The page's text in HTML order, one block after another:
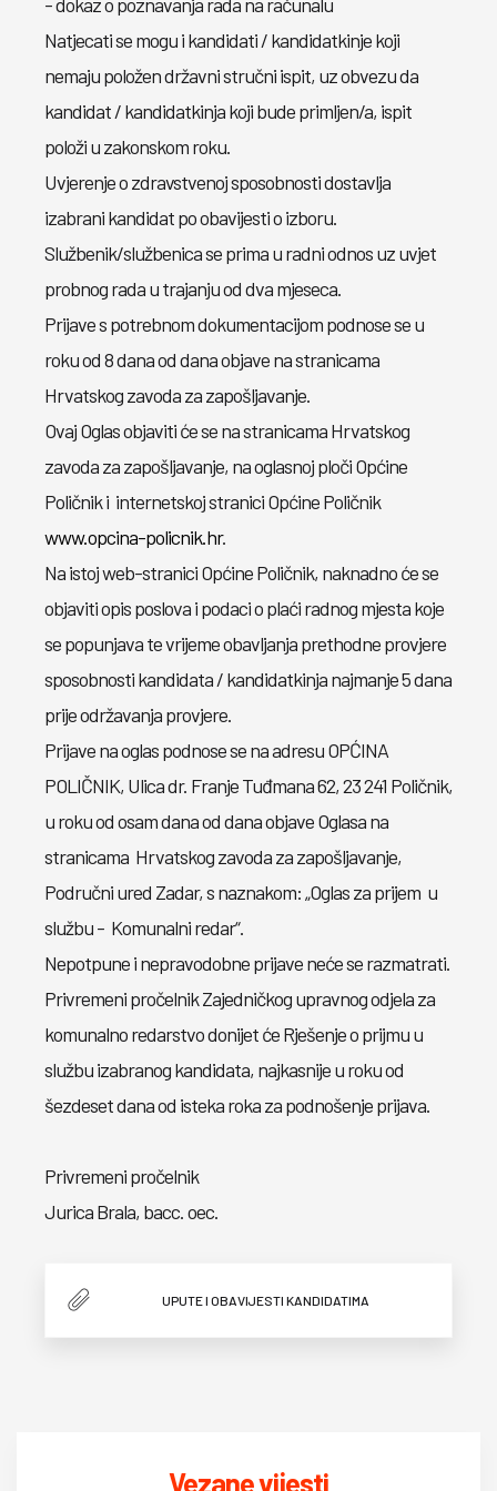
Natjecati se mogu i kandidati / kandidatkinje koji
nemaju položen državni stručni ispit, uz obvezu da
kandidat / kandidatkinja koji bude primljen/a, ispit
položi u zakonskom roku.
Uvjerenje o zdravstvenoj sposobnosti dostavlja
izabrani kandidat po obavijesti o izboru.
Službenik/službenica se prima u radni odnos uz uvjet
probnog rada u trajanju od dva mjeseca.
Prijave s potrebnom dokumentacijom podnose se u
roku od 8 dana od dana objave na stranicama
Hrvatskog zavoda za zapošljavanje.
Ovaj Oglas objaviti će se na stranicama Hrvatskog
zavoda za zapošljavanje, na oglasnoj ploči Općine
Poličnik i internetskoj stranici Općine Poličnik
www.opcina-policnik.hr.
Na istoj web-stranici Općine Poličnik, naknadno će se
objaviti opis poslova i podaci o plaći radnog mjesta koje
se popunjava te vrijeme obavljanja prethodne provjere
sposobnosti kandidata / kandidatkinja najmanje 5 dana
prije održavanja provjere.
Prijave na oglas podnose se na adresu OPĆINA
POLIČNIK, Ulica dr. Franje Tuđmana 62, 23 241 Poličnik,
u roku od osam dana od dana objave Oglasa na
stranicama Hrvatskog zavoda za zapošljavanje,
Područni ured Zadar, s naznakom: „Oglas za prijem u
službu - Komunalni redar“.
Nepotpune i nepravodobne prijave neće se razmatrati.
Privremeni pročelnik Zajedničkog upravnog odjela za
komunalno redarstvo donijet će Rješenje o prijmu u
službu izabranog kandidata, najkasnije u roku od
šezdeset dana od isteka roka za podnošenje prijava.
Privremeni pročelnik
Jurica Brala, bacc. oec.
UPUTE I OBAVIJESTI KANDIDATIMA
Vezane vijesti